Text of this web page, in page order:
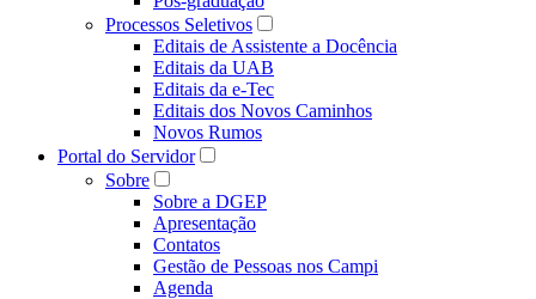
Processos Seletivos
Editais de Assistente a Docência
Editais da UAB
Editais da e-Tec
Editais dos Novos Caminhos
Novos Rumos
Portal do Servidor
Sobre
Sobre a DGEP
Apresentação
Contatos
Gestão de Pessoas nos Campi
Agenda